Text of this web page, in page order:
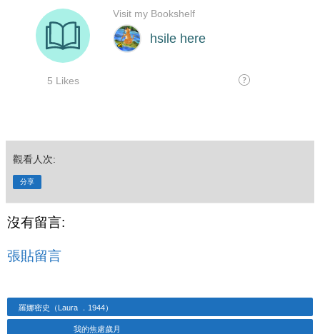
觀看人次:
分享
沒有留言:
張貼留言
羅娜密史（Laura ．1944）
我的焦慮歲月